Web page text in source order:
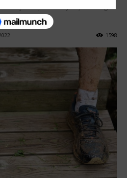
za promociju sportskog
1598